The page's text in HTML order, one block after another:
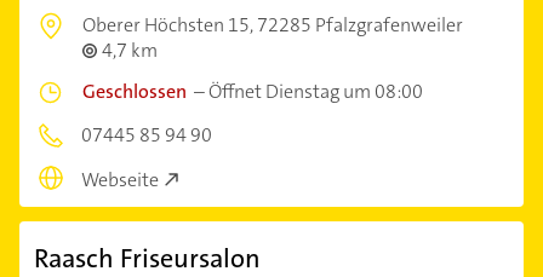
Oberer Höchsten 15,72285 Pfalzgrafenweiler
4,7 km
Geschlossen –Öffnet Dienstag um 08:00
07445 85 94 90
Webseite
Raasch Friseursalon